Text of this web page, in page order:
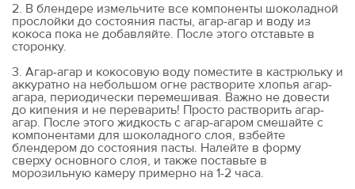
2. В блендере измельчите все компоненты шоколадной
прослойки до состояния пасты, агар-агар и воду из
кокоса пока не добавляйте. После этого отставьте в
сторонку.
3. Агар-агар и кокосовую воду поместите в кастрюльку и
аккуратно на небольшом огне растворите хлопья агар-
агара, периодически перемешивая. Важно не довести
до кипения и не переварить! Просто растворить агар-
агар. После этого жидкость с агар-агаром смешайте с
компонентами для шоколадного слоя, взбейте
блендером до состояния пасты. Налейте в форму
сверху основного слоя, и также поставьте в
морозильную камеру примерно на 1-2 часа.